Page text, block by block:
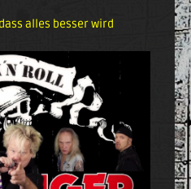
alles besser wird